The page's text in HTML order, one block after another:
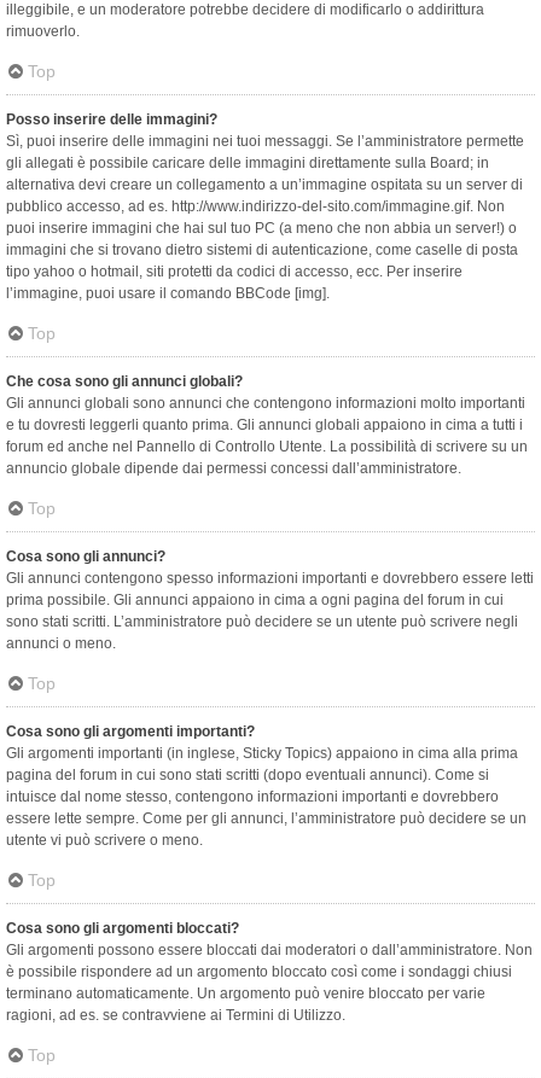
illeggibile, e un moderatore potrebbe decidere di modificarlo o addirittura
rimuoverlo.
Top
Posso inserire delle immagini?
Sì, puoi inserire delle immagini nei tuoi messaggi. Se l’amministratore permette
gli allegati è possibile caricare delle immagini direttamente sulla Board; in
alternativa devi creare un collegamento a un’immagine ospitata su un server di
pubblico accesso, ad es. http://www.indirizzo-del-sito.com/immagine.gif. Non
puoi inserire immagini che hai sul tuo PC (a meno che non abbia un server!) o
immagini che si trovano dietro sistemi di autenticazione, come caselle di posta
tipo yahoo o hotmail, siti protetti da codici di accesso, ecc. Per inserire
l’immagine, puoi usare il comando BBCode [img].
Top
Che cosa sono gli annunci globali?
Gli annunci globali sono annunci che contengono informazioni molto importanti
e tu dovresti leggerli quanto prima. Gli annunci globali appaiono in cima a tutti i
forum ed anche nel Pannello di Controllo Utente. La possibilità di scrivere su un
annuncio globale dipende dai permessi concessi dall’amministratore.
Top
Cosa sono gli annunci?
Gli annunci contengono spesso informazioni importanti e dovrebbero essere letti
prima possibile. Gli annunci appaiono in cima a ogni pagina del forum in cui
sono stati scritti. L’amministratore può decidere se un utente può scrivere negli
annunci o meno.
Top
Cosa sono gli argomenti importanti?
Gli argomenti importanti (in inglese, Sticky Topics) appaiono in cima alla prima
pagina del forum in cui sono stati scritti (dopo eventuali annunci). Come si
intuisce dal nome stesso, contengono informazioni importanti e dovrebbero
essere lette sempre. Come per gli annunci, l’amministratore può decidere se un
utente vi può scrivere o meno.
Top
Cosa sono gli argomenti bloccati?
Gli argomenti possono essere bloccati dai moderatori o dall’amministratore. Non
è possibile rispondere ad un argomento bloccato così come i sondaggi chiusi
terminano automaticamente. Un argomento può venire bloccato per varie
ragioni, ad es. se contravviene ai Termini di Utilizzo.
Top